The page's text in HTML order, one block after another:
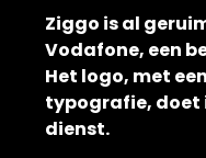
Ziggo is al
Vodafone, een
Het logo, met
typografie, doet
dienst.